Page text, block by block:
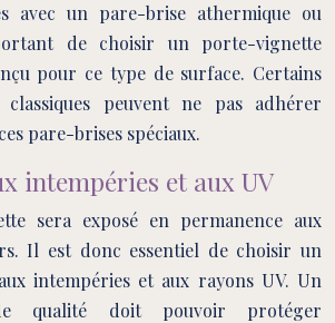
avec un pare-brise athermique ou
de choisir un porte-vignette
pour ce type de surface. Certains
classiques peuvent ne pas adhérer
pare-brises spéciaux.
intempéries et aux UV
sera exposé en permanence aux
Il est donc essentiel de choisir un
intempéries et aux rayons UV. Un
qualité doit pouvoir protéger